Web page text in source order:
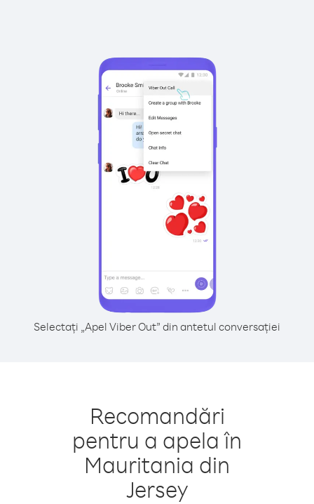
Selectați „Apel Viber Out” din antetul conversației
Recomandări
pentru a apela în
Mauritania din
Jersey